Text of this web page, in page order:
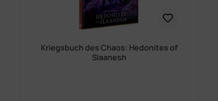
Kriegsbuch des Chaos: Hedonites of
Slaanesh